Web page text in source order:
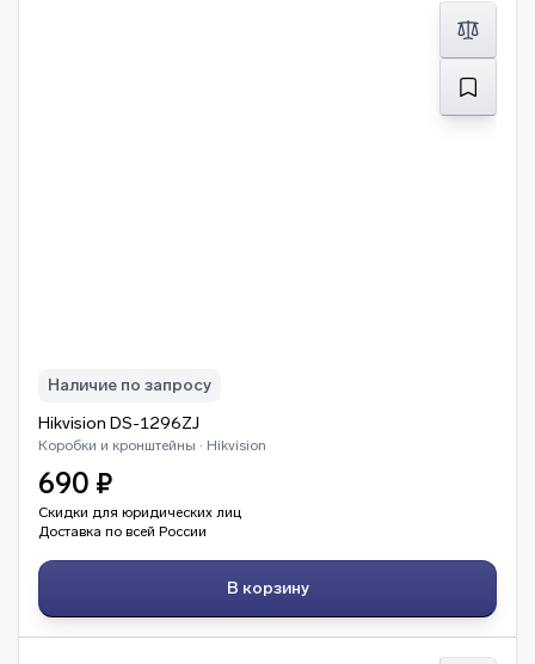
Наличие по запросу
Hikvision DS-1296ZJ
Коробки и кронштейны · Hikvision
690 ₽
Скидки для юридических лиц
Доставка по всей России
В корзину